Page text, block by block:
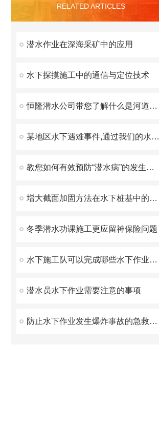
RELATED ARTICLES
潜水作业在深海采矿中的应用
水下探摸施工中的通信与定位技术
恒隆潜水公司带您了解什么是河道疏浚
某地区水下遇难事件,通过我们的水下检测我终于找到你了！
教您如何有效预防“潜水病”的发生呢？
增大截面加固方法在水下桩基中的运用!
冬季潜水功课施工更应留神保险问题
水下施工队可以完成哪些水下作业呢？
潜水员水下作业需要注意的事项
防止水下作业发生爆炸事故的急救措施有哪些？